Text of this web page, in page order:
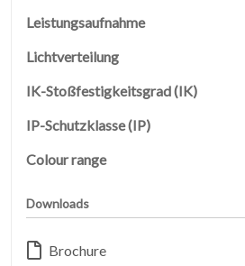
STARTSEITE
PRODUKTE
02
EARTHLIGHT
03
Leistungsaufnahme
Lichtverteilung
IK-Stoßfestigkeitsgrad (IK)
IP-Schutzklasse (IP)
Colour range
Downloads
Brochure